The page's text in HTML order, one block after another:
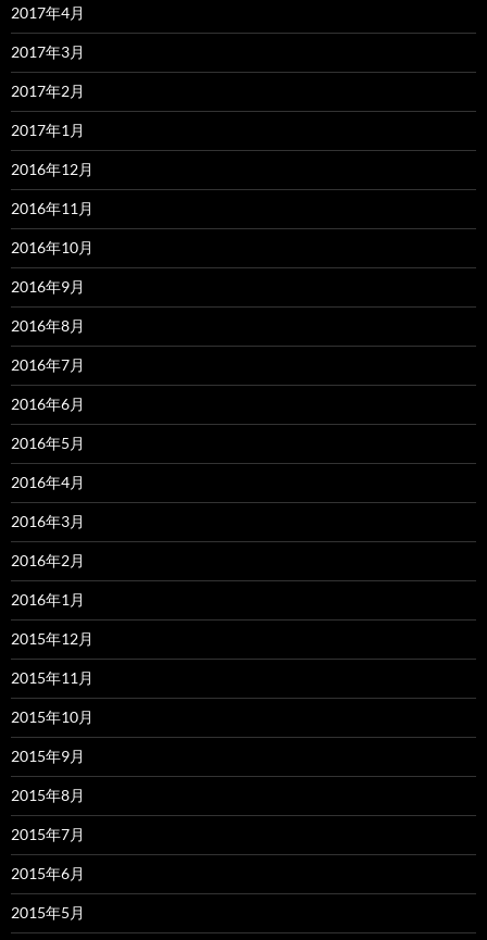
2017年4月
2017年3月
2017年2月
2017年1月
2016年12月
2016年11月
2016年10月
2016年9月
2016年8月
2016年7月
2016年6月
2016年5月
2016年4月
2016年3月
2016年2月
2016年1月
2015年12月
2015年11月
2015年10月
2015年9月
2015年8月
2015年7月
2015年6月
2015年5月